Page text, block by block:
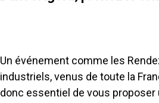
Un événement comme les
industriels, venus de toute la
donc essentiel de vous proposer